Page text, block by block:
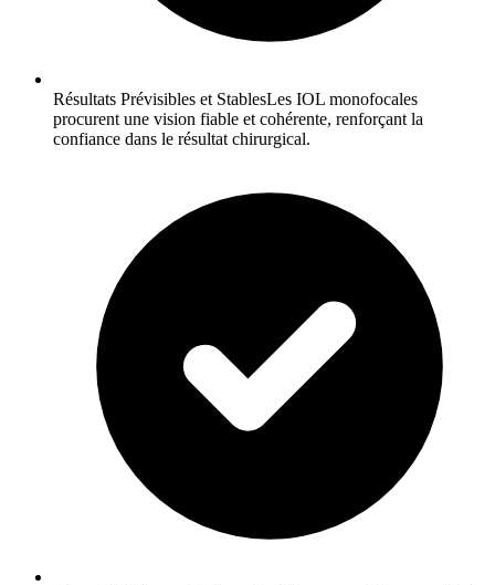
Résultats Prévisibles et StablesLes IOL monofocales
procurent une vision fiable et cohérente, renforçant la
confiance dans le résultat chirurgical.